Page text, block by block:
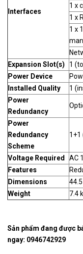
Interfaces
1 x
1 x
1 x
Expansion Slot(s)
1
Power Device
Installed Quality
1
Power
Redundancy
Power
Redundancy
Scheme
1+1
Voltage Required
AC
Features
Dimensions
Weight
7.4
Sản phẩm đang được
ngay: 0946742929